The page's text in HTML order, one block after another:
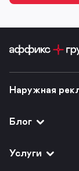
Наружная
Блог
Услуги